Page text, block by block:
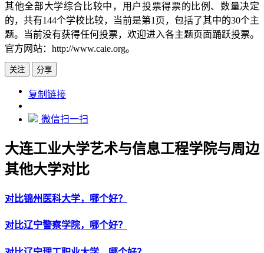
其他全部大学综合比较中，用户投票得票的比例、数量决定
的，共有144个学校比较，当前是第1页，包括了其中的30个主
题。当前没有获得任何投票，欢迎进入各主题页面踊跃投票。
官方网站：http://www.caie.org。
关注 分享
https://www.edupk.cn/xx/240880
复制链接
微信扫一扫
大连工业大学艺术与信息工程学院与周边
其他大学对比
对比锦州医科大学，哪个好？
对比辽宁警察学院，哪个好？